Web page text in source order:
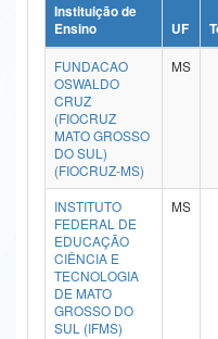
Ministério da Ciência, Tecnologia,
Ministério do Meio Ambiente
Ministério do Turismo
Ministério do Desenvolvimento
Controladoria-Geral da União
Ministério da Mulher, da Família e dos
Secretaria-Geral
Secretaria de Governo
Instituição de
Ensino
UF
FUNDACAO
OSWALDO
CRUZ
(FIOCRUZ
MATO GROSSO
DO SUL)
(FIOCRUZ-MS)
MS
INSTITUTO
FEDERAL DE
EDUCAÇÃO
CIÊNCIA E
TECNOLOGIA
DE MATO
GROSSO DO
SUL (IFMS)
MS